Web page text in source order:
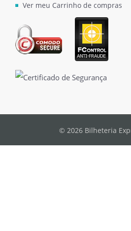
Ver meu Carrinho de compras
© 2026 Bilheteria